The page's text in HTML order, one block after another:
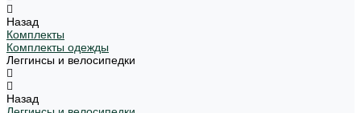
Назад
Комплекты
Комплекты одежды
Леггинсы и велосипедки
Назад